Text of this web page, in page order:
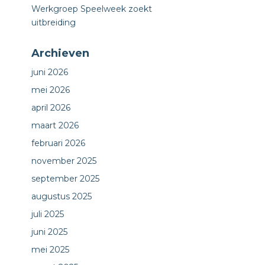
Werkgroep Speelweek zoekt
uitbreiding
Archieven
juni 2026
mei 2026
april 2026
maart 2026
februari 2026
november 2025
september 2025
augustus 2025
juli 2025
juni 2025
mei 2025